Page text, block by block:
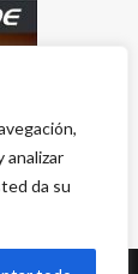
analizar
da su